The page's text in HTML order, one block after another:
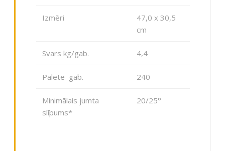
Izmēri
47,0 x 30,5
cm
Svars kg/gab. 4,4
Paletē gab. 240
Minimālais jumta
slīpums*
20/25°